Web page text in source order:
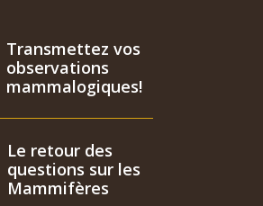
Transmettez vos
observations
mammalogiques!
Le retour des
questions sur les
Mammifères